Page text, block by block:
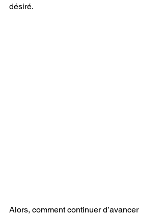
désiré.
Alors, comment continuer d’avancer